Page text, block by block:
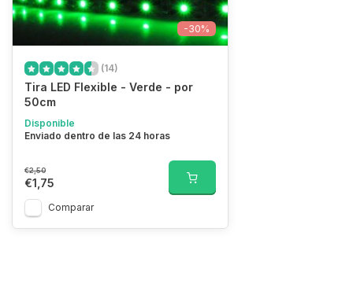
-30%
(14)
Tira LED Flexible - Verde - por
50cm
Disponible
Enviado dentro de las 24 horas
€2,50
€1,75
Comparar